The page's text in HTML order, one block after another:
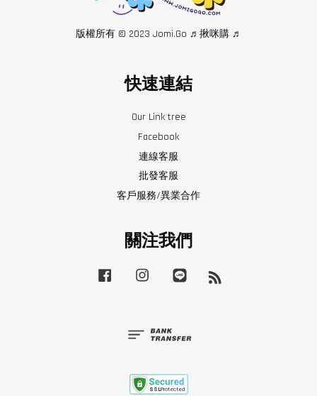
版權所有 © 2023 Jomi.Go ♬揪咪購 ♬
快速連結
Our Link tree
Facebook
連線客服
批發客服
客戶服務/異業合作
關注我們
Facebook Instagram